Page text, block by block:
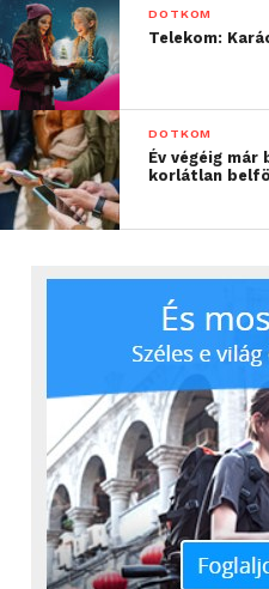
DOTKOM
Telekom:
DOTKOM
Év végéig
korlátlan